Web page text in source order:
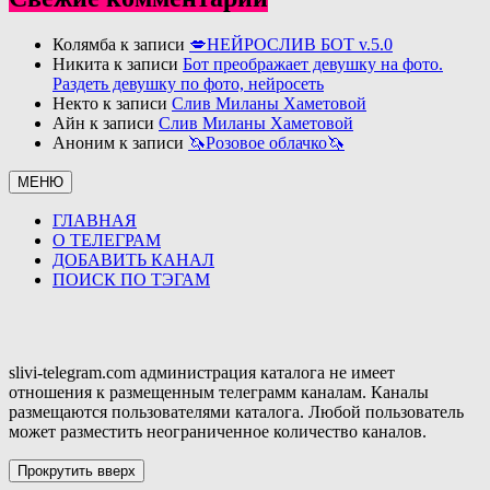
DIALOG
слив
переписок
с
соц.
сетей
и
🤠
Колямба к записи 💋НЕЙРОСЛИВ БОТ v.5.0
Никита к записи Бот преображает девушку на фото.
Раздеть девушку по фото, нейросеть
Некто к записи Слив Миланы Хаметовой
Айн к записи Слив Миланы Хаметовой
Аноним к записи 🦄Розовое облачко🦄
МЕНЮ
ГЛАВНАЯ
О ТЕЛЕГРАМ
ДОБАВИТЬ КАНАЛ
ПОИСК ПО ТЭГАМ
slivi-telegram.com администрация каталога не имеет
отношения к размещенным телеграмм каналам. Каналы
размещаются пользователями каталога. Любой пользователь
может разместить неограниченное количество каналов.
Прокрутить вверх